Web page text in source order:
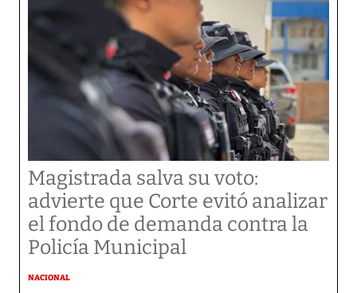
Magistrada salva su voto:
advierte que Corte evitó analizar
el fondo de demanda contra la
Policía Municipal
NACIONAL